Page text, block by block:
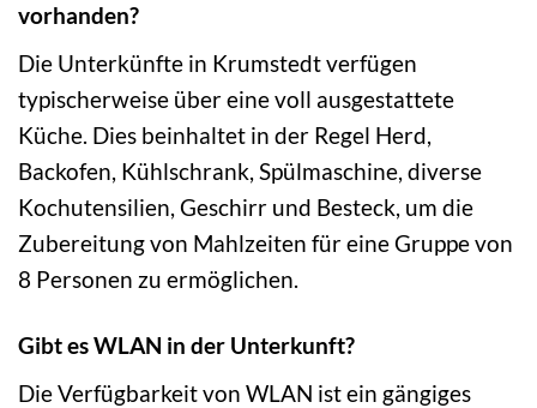
vorhanden?
Die Unterkünfte in Krumstedt verfügen
typischerweise über eine voll ausgestattete
Küche. Dies beinhaltet in der Regel Herd,
Backofen, Kühlschrank, Spülmaschine, diverse
Kochutensilien, Geschirr und Besteck, um die
Zubereitung von Mahlzeiten für eine Gruppe von
8 Personen zu ermöglichen.
Gibt es WLAN in der Unterkunft?
Die Verfügbarkeit von WLAN ist ein gängiges